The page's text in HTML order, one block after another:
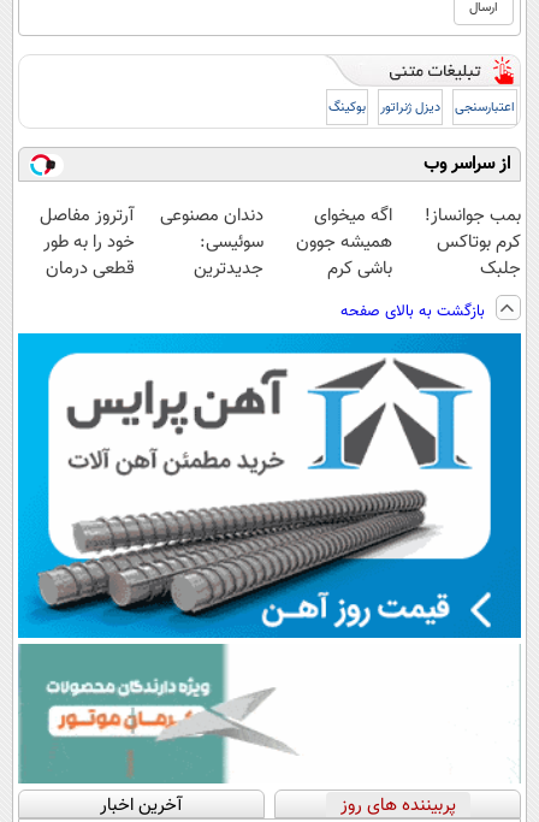
اعتبارسنجی دیزل ژنراتور بوکینگ
از سراسر وب
بمب جوانساز!
کرم بوتاکس
جلبک
اسپیرولینا50%تخفیف
اگه میخوای
همیشه جوون
باشی کرم
مخصوص توعه
دندان مصنوعی
سوئیسی:
جدیدترین
پرداخت قسطی
آرتروز مفاصل
خود را به طور
قطعی درمان
بازگشت به بالای صفحه
پربیننده های روز آخرین اخبار